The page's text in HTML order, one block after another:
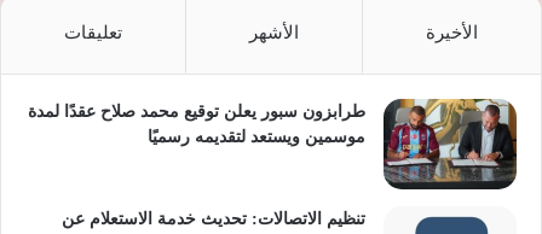
الأخيرة الأشهر تعليقات
طرابزون سبور يعلن توقيع محمد صلاح عقدًا لمدة
موسمين ويستعد لتقديمه رسميًا
تنظيم الاتصالات: تحديث خدمة الاستعلام عن